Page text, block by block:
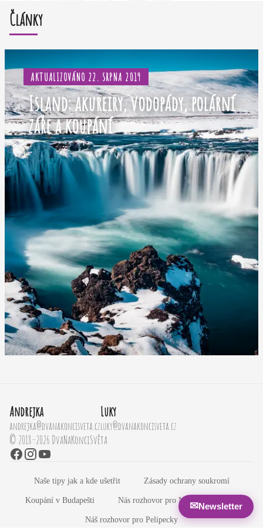
Články
AKTUALIZOVÁNO 22. SRPNA 2019
Island: akureiry, vodopády, polární
záře a koupání
Andrejka
andrejka@dvanakoncisveta.cz
Luky
luky@dvanakoncisveta.cz
© 2018–2026 DvaNaKonciSvěta
Naše tipy jak a kde ušetřit Zásady ochrany soukromí
Koupání v Budapešti Nás rozhovor pro Newyorský Dwell
Náš rozhovor pro Pelipecky
✉Newsletter